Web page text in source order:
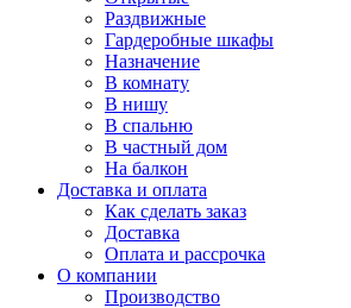
Раздвижные
Гардеробные шкафы
Назначение
В комнату
В нишу
В спальню
В частный дом
На балкон
Доставка и оплата
Как сделать заказ
Доставка
Оплата и рассрочка
О компании
Производство